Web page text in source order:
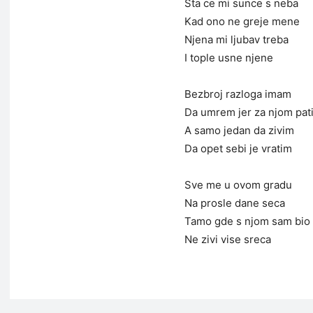
Sta ce mi sunce s neba
Kad ono ne greje mene
Njena mi ljubav treba
I tople usne njene
Bezbroj razloga imam
Da umrem jer za njom
A samo jedan da zivim
Da opet sebi je vratim
Sve me u ovom gradu
Na prosle dane seca
Tamo gde s njom sam bio
Ne zivi vise sreca